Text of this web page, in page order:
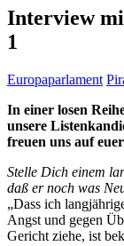
Interview
1
Europaparlament
In einer losen
unsere
freuen uns auf
Stelle Dich einem
daß er noch was
„Dass ich
Angst und gegen
Gericht ziehe, ist